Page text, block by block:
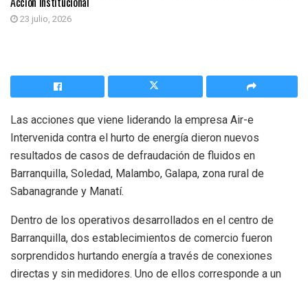
23 julio, 2026
Las acciones que viene liderando la empresa Air-e
Intervenida contra el hurto de energía dieron nuevos
resultados de casos de defraudación de fluidos en
Barranquilla, Soledad, Malambo, Galapa, zona rural de
Sabanagrande y Manatí.
Dentro de los operativos desarrollados en el centro de
Barranquilla, dos establecimientos de comercio fueron
sorprendidos hurtando energía a través de conexiones
directas y sin medidores. Uno de ellos corresponde a un